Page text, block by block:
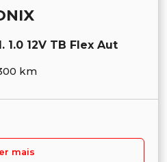
1.0 12V TB Flex Aut
km
mais